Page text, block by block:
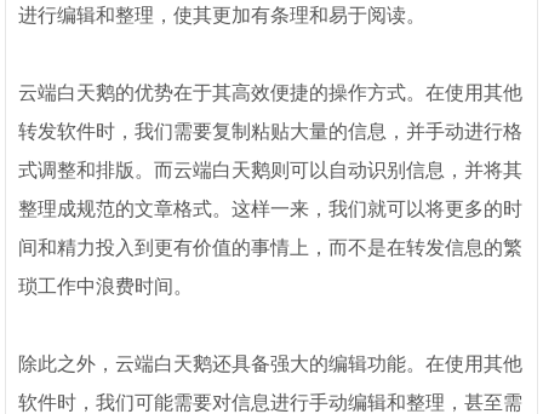
进行编辑和整理，使其更加有条理和易于阅读。
云端白天鹅的优势在于其高效便捷的操作方式。在使用其他
转发软件时，我们需要复制粘贴大量的信息，并手动进行格
式调整和排版。而云端白天鹅则可以自动识别信息，并将其
整理成规范的文章格式。这样一来，我们就可以将更多的时
间和精力投入到更有价值的事情上，而不是在转发信息的繁
琐工作中浪费时间。
除此之外，云端白天鹅还具备强大的编辑功能。在使用其他
软件时，我们可能需要对信息进行手动编辑和整理，甚至需